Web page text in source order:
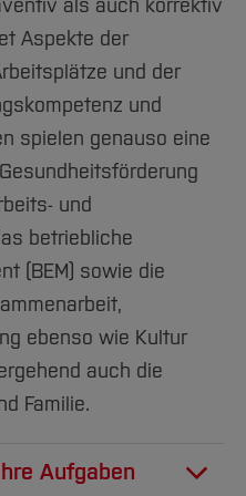
als auch korrektiv
Aspekte der
und der
und
spielen genauso eine
und
betriebliche
(BEM) sowie die
ebenso wie Kultur
auch die
Familie.
Aufgaben